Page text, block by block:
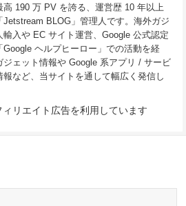
高 190 万 PV を誇る、運営歴 10 年以上
Jetstream BLOG」管理人です。海外ガジ
輸入や EC サイト運営、Google 公式認定
Google ヘルプヒーロー」での活動を経
ジェット情報や Google 系アプリ / サービ
報など、当サイトを通して幅広く発信し
リエイト広告を利用しています